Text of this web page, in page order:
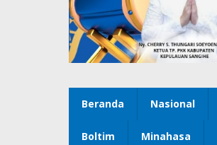
Beranda Nasional
Boltim Minahasa